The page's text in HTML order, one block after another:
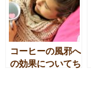
コーヒーの風邪へ
の効果についてち